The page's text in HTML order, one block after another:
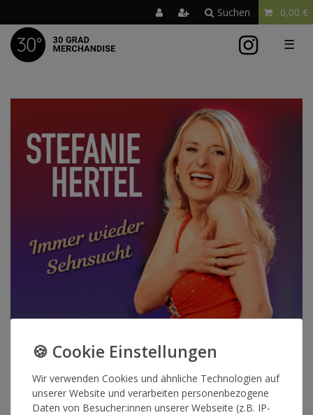
Suchen 0,00 €
☰
Musik
Wir verwenden Cookies und ähnliche Technologien auf
unserer Website und verarbeiten personenbezogene
Daten von Besucher:innen unserer Webseite (z.B. IP-